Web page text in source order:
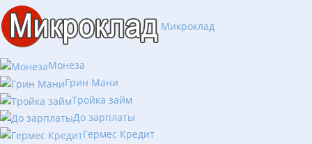
Микроклад
Монеза
Грин Мани
Тройка займ
До зарплаты
Гермес Кредит